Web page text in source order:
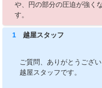
や、円の部分の圧迫が強く
す。
1 越屋スタッフ
ご質問、ありがとうござい
越屋スタッフです。